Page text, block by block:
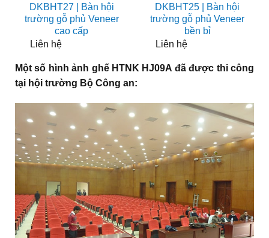
DKBHT27 | Bàn hội
trường gỗ phủ Veneer
cao cấp
Liên hệ
DKBHT25 | Bàn hội
trường gỗ phủ Veneer
bền bỉ
Liên hệ
Một số hình ảnh ghế HTNK HJ09A đã được thi công
tại hội trường Bộ Công an: